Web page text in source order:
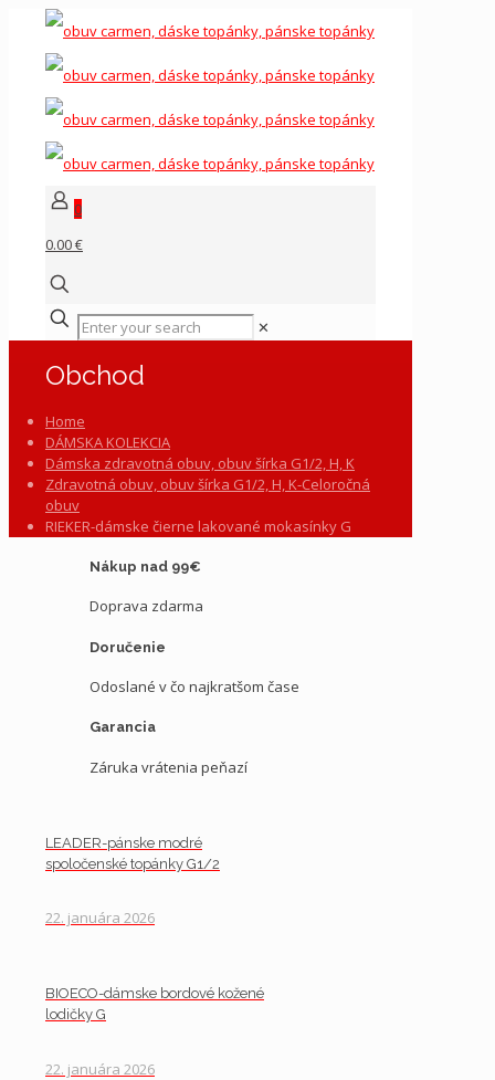
0
0.00 €
✕
Obchod
Home
DÁMSKA KOLEKCIA
Dámska zdravotná obuv, obuv šírka G1/2, H, K
Zdravotná obuv, obuv šírka G1/2, H, K-Celoročná
obuv
RIEKER-dámske čierne lakované mokasínky G
Nákup nad 99€
Doprava zdarma
Doručenie
Odoslané v čo najkratšom čase
Garancia
Záruka vrátenia peňazí
LEADER-pánske modré
spoločenské topánky G1/2
22. januára 2026
BIOECO-dámske bordové kožené
lodičky G
22. januára 2026